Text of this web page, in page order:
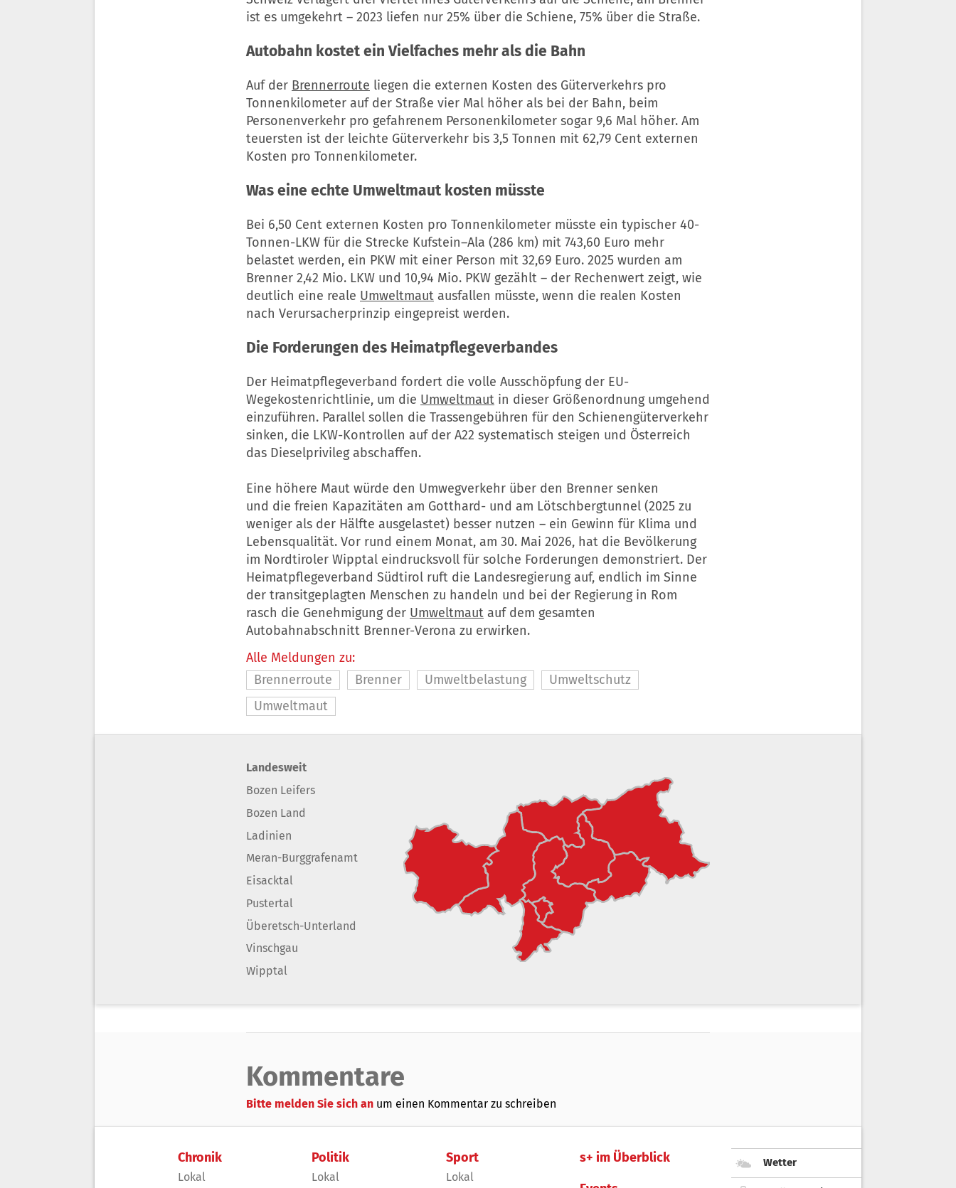
ist es umgekehrt – 2023 liefen nur 25% über die Schiene, 75% über die Straße.
Autobahn kostet ein Vielfaches mehr als die Bahn
Auf der Brennerroute liegen die externen Kosten des Güterverkehrs pro
Tonnenkilometer auf der Straße vier Mal höher als bei der Bahn, beim
Personenverkehr pro gefahrenem Personenkilometer sogar 9,6 Mal höher. Am
teuersten ist der leichte Güterverkehr bis 3,5 Tonnen mit 62,79 Cent externen
Kosten pro Tonnenkilometer.
Was eine echte Umweltmaut kosten müsste
Bei 6,50 Cent externen Kosten pro Tonnenkilometer müsste ein typischer 40-
Tonnen-LKW für die Strecke Kufstein–Ala (286 km) mit 743,60 Euro mehr
belastet werden, ein PKW mit einer Person mit 32,69 Euro. 2025 wurden am
Brenner 2,42 Mio. LKW und 10,94 Mio. PKW gezählt – der Rechenwert zeigt, wie
deutlich eine reale Umweltmaut ausfallen müsste, wenn die realen Kosten
nach Verursacherprinzip eingepreist werden.
Die Forderungen des Heimatpflegeverbandes
Der Heimatpflegeverband fordert die volle Ausschöpfung der EU-
Wegekostenrichtlinie, um die Umweltmaut in dieser Größenordnung umgehend
einzuführen. Parallel sollen die Trassengebühren für den Schienengüterverkehr
sinken, die LKW-Kontrollen auf der A22 systematisch steigen und Österreich
das Dieselprivileg abschaffen.
Eine höhere Maut würde den Umwegverkehr über den Brenner senken
und die freien Kapazitäten am Gotthard- und am Lötschbergtunnel (2025 zu
weniger als der Hälfte ausgelastet) besser nutzen – ein Gewinn für Klima und
Lebensqualität. Vor rund einem Monat, am 30. Mai 2026, hat die Bevölkerung
im Nordtiroler Wipptal eindrucksvoll für solche Forderungen demonstriert. Der
Heimatpflegeverband Südtirol ruft die Landesregierung auf, endlich im Sinne
der transitgeplagten Menschen zu handeln und bei der Regierung in Rom
rasch die Genehmigung der Umweltmaut auf dem gesamten
Autobahnabschnitt Brenner-Verona zu erwirken.
Alle Meldungen zu:
Brennerroute
Brenner Umweltbelastung
Umweltschutz
Umweltmaut
Landesweit
Bozen Leifers
Bozen Land
Ladinien
Meran-Burggrafenamt
Eisacktal
Pustertal
Überetsch-Unterland
Vinschgau
Wipptal
Kommentare
Bitte melden Sie sich an um einen Kommentar zu schreiben
Chronik
Lokal
Politik
Lokal
Sport
Lokal
s+ im Überblick Wetter